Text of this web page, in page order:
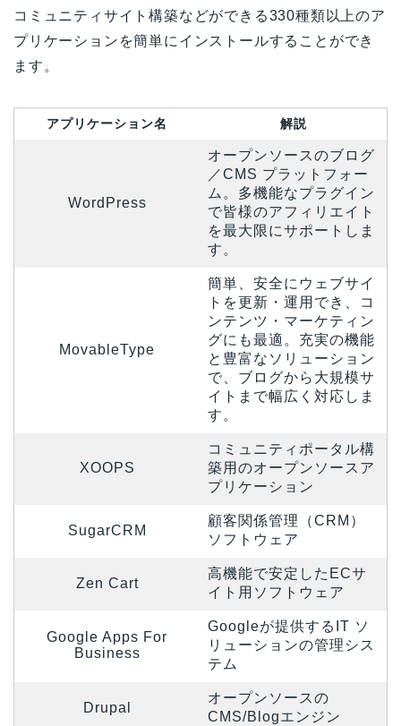
コミュニティサイト構築などができる330種類以上のア
プリケーションを簡単にインストールすることができ
ます。
アプリケーション名 解説
WordPress
オープンソースのブログ
／CMS プラットフォー
ム。多機能なプラグイン
で皆様のアフィリエイト
を最大限にサポートしま
す。
MovableType
簡単、安全にウェブサイ
トを更新・運用でき、コ
ンテンツ・マーケティン
グにも最適。充実の機能
と豊富なソリューション
で、ブログから大規模サ
イトまで幅広く対応しま
す。
XOOPS
コミュニティポータル構
築用のオープンソースア
プリケーション
SugarCRM
顧客関係管理（CRM）
ソフトウェア
Zen Cart
高機能で安定したECサ
イト用ソフトウェア
Google Apps For
Business
Googleが提供するIT ソ
リューションの管理シス
テム
Drupal
オープンソースの
CMS/Blogエンジン